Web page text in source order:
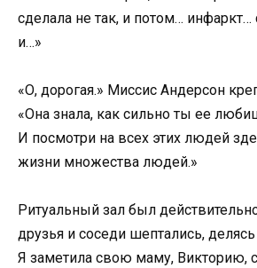
сделала не так, и потом… инфаркт…
и…»
«О, дорогая.» Миссис Андерсон
«Она знала, как сильно ты ее
И посмотри на всех этих людей
жизни множества людей.»
Ритуальный зал был
друзья и соседи шептались,
Я заметила свою маму, Викторию,